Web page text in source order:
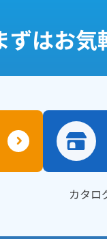
はお気
カタロ